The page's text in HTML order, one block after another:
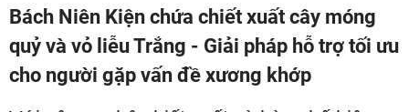
Bách Niên Kiện chứa chiết xuất cây móng
quỷ và vỏ liễu Trắng - Giải pháp hỗ trợ tối ưu
cho người gặp vấn đề xương khớp